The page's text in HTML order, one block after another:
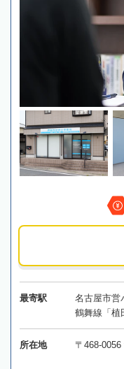
最寄駅
名古屋市営
鶴舞線「植
所在地 〒468-